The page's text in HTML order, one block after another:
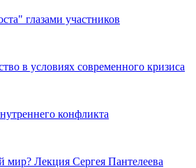
глазами участников
в условиях современного кризиса
конфликта
мир? Лекция Сергея Пантелеева